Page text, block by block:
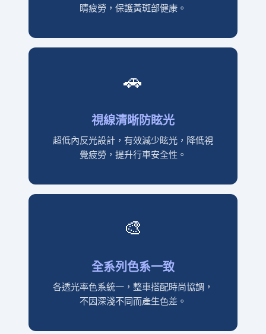
睛疲勞，保護黃斑部健康。
🚗
視線清晰防眩光
超低內反光設計，有效減少眩光，降低視
覺疲勞，提升行車安全性。
🎨
全系列色系一致
各透光率色系統一，整車搭配時尚協調，
不因深淺不同而產生色差。